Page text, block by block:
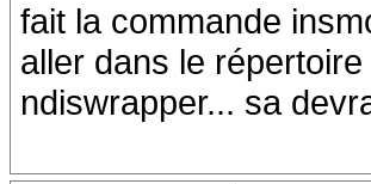
fait la commande
aller dans le
ndiswrapper... sa